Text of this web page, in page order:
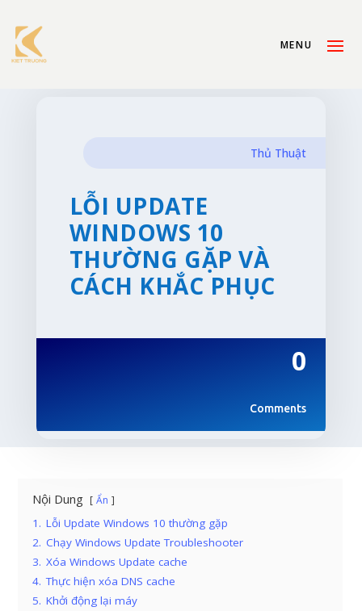
Thủ Thuật
LỖI UPDATE
WINDOWS 10
THƯỜNG GẶP VÀ
CÁCH KHẮC PHỤC
0
Comments
Nội Dung Ẩn
1. Lỗi Update Windows 10 thường gặp
2. Chạy Windows Update Troubleshooter
3. Xóa Windows Update cache
4. Thực hiện xóa DNS cache
5. Khởi động lại máy